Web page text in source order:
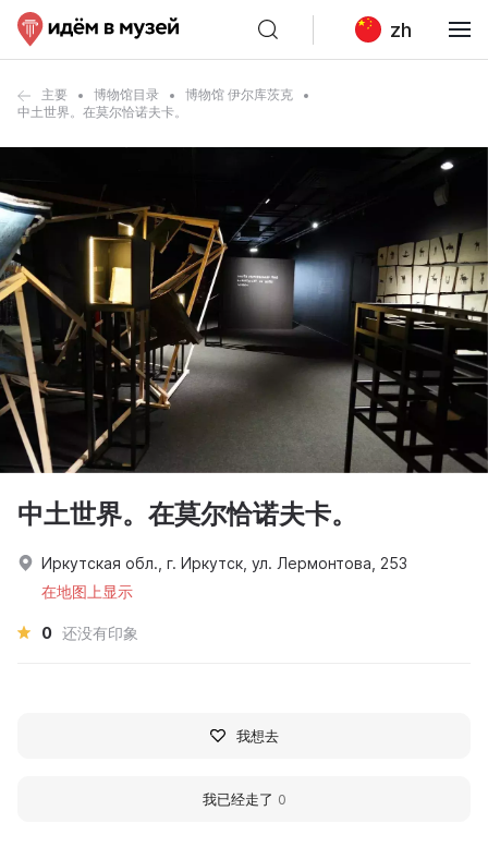
zh
主要 博物馆目录
博物馆 伊尔库茨克
中土世界。在莫尔恰诺夫卡。
中土世界。在莫尔恰诺夫卡。
Иркутская обл., г. Иркутск, ул. Лермонтова, 253
在地图上显示
0 还没有印象
我想去
我已经走了 0